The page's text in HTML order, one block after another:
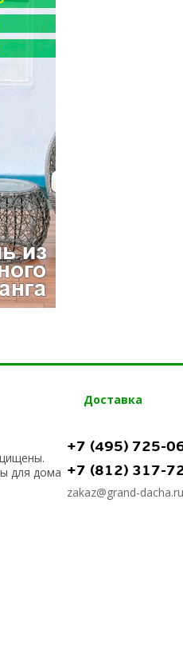
Доставка
для дома
+7 (495) 725-
+7 (812) 317-
zakaz@grand-dacha.ru